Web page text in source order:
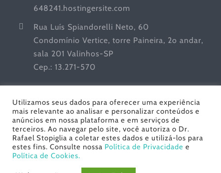
648241.hostingersite.com
Rua Luís Spiandorelli Neto, 60
Condomínio Vertice, torre Paineira, 2o andar,
sala 201 Valinhos-SP
Cep.: 13.271-570
Dr. Rafael Stopiglia - Urologia | Todos os Direitos
Utilizamos seus dados para oferecer uma experiência
mais relevante ao analisar e personalizar conteúdos e
anúncios em nossa plataforma e em serviços de
terceiros. Ao navegar pelo site, você autoriza o Dr.
Rafael Stopiglia a coletar estes dados e utilizá-los para
estes fins. Consulte nossa Política de Privacidade e
Política de Cookies.